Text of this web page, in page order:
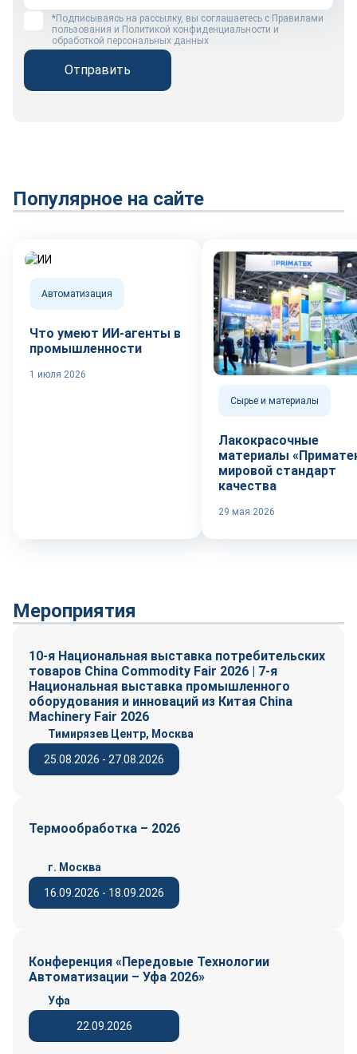
*Подписываясь на рассылку, вы соглашаетесь с Правилами
пользования и Политикой конфиденциальности и
обработкой персональных данных
Отправить
Популярное на сайте
Автоматизация
Что умеют ИИ-агенты в
промышленности
1 июля 2026
Сырье и материалы
Лакокрасочные
материалы
мировой стандарт
качества
29 мая 2026
Мероприятия
10-я Национальная выставка потребительских
товаров China Commodity Fair 2026 | 7-я
Национальная выставка промышленного
оборудования и инноваций из Китая China
Machinery Fair 2026
25.08.2026 - 27.08.2026
Тимирязев Центр, Москва
Термообработка – 2026
16.09.2026 - 18.09.2026
г. Москва
Конференция «Передовые Технологии
Автоматизации – Уфа 2026»
22.09.2026
Уфа